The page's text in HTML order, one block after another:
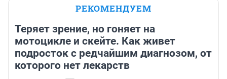
РЕКОМЕНДУЕМ
Теряет зрение, но гоняет на
мотоцикле и скейте. Как живет
подросток с редчайшим диагнозом, от
которого нет лекарств